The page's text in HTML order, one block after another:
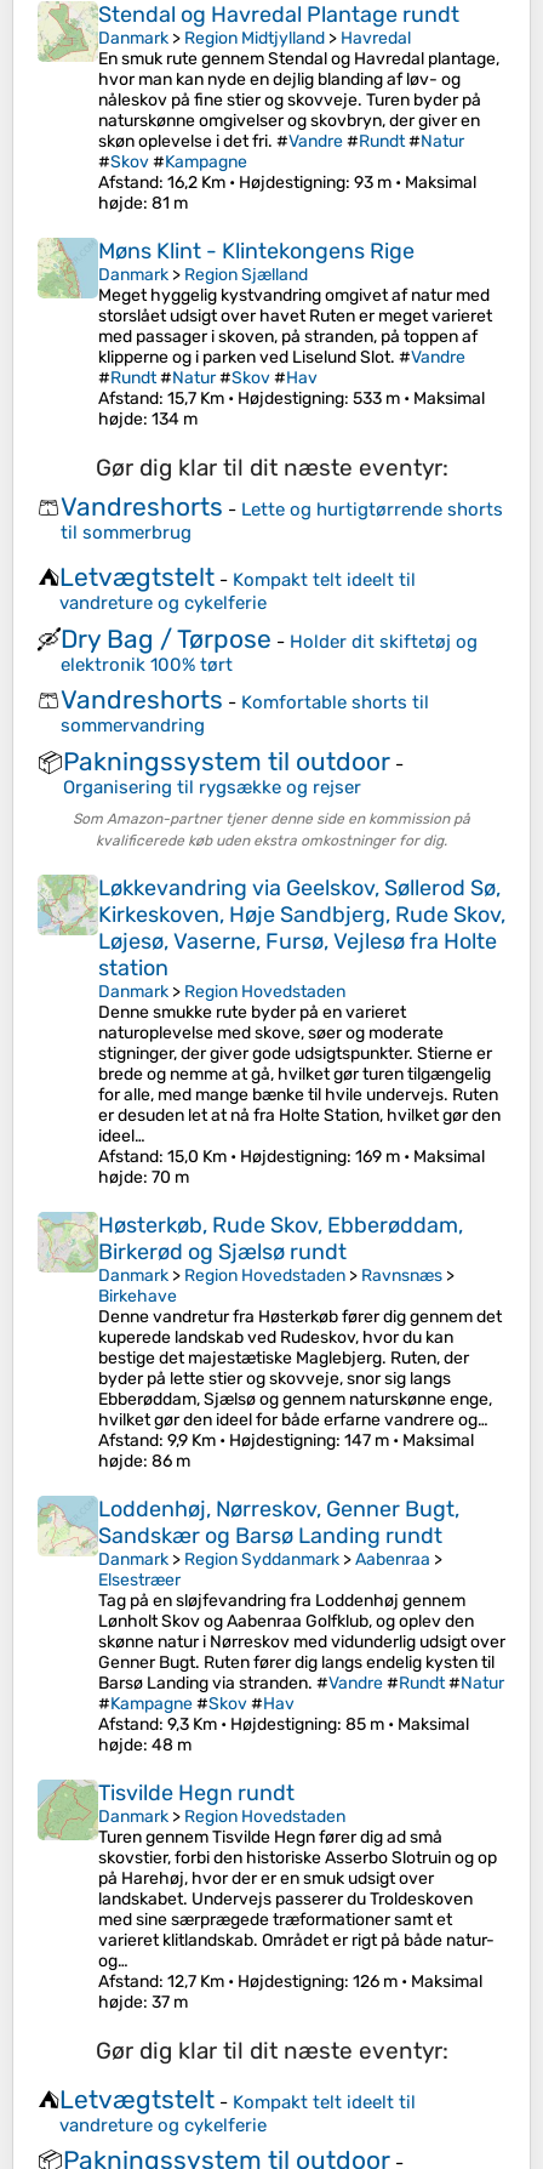
Stendal og Havredal Plantage rundt
Danmark > Region Midtjylland > Havredal
En smuk rute gennem Stendal og Havredal plantage,
hvor man kan nyde en dejlig blanding af løv- og
nåleskov på fine stier og skovveje. Turen byder på
naturskønne omgivelser og skovbryn, der giver en
skøn oplevelse i det fri. #Vandre#Rundt#Natur
#Skov#Kampagne
Afstand: 16,2 Km • Højdestigning: 93 m • Maksimal
højde: 81 m
Møns Klint - Klintekongens Rige
Danmark > Region Sjælland
Meget hyggelig kystvandring omgivet af natur med
storslået udsigt over havet Ruten er meget varieret
med passager i skoven, på stranden, på toppen af ​​
klipperne og i parken ved Liselund Slot. #Vandre
#Rundt#Natur#Skov#Hav
Afstand: 15,7 Km • Højdestigning: 533 m • Maksimal
højde: 134 m
Gør dig klar til dit næste eventyr:
🩳Vandreshorts - Lette og hurtigtørrende shorts
til sommerbrug
⛺Letvægtstelt - Kompakt telt ideelt til
vandreture og cykelferie
🛶Dry Bag / Tørpose - Holder dit skiftetøj og
elektronik 100% tørt
🩳Vandreshorts - Komfortable shorts til
sommervandring
📦Pakningssystem til outdoor -
Organisering til rygsække og rejser
Som Amazon-partner tjener denne side en kommission på
kvalificerede køb uden ekstra omkostninger for dig.
Løkkevandring via Geelskov, Søllerod Sø,
Kirkeskoven, Høje Sandbjerg, Rude Skov,
Løjesø, Vaserne, Fursø, Vejlesø fra Holte
station
Danmark > Region Hovedstaden
Denne smukke rute byder på en varieret
naturoplevelse med skove, søer og moderate
stigninger, der giver gode udsigtspunkter. Stierne er
brede og nemme at gå, hvilket gør turen tilgængelig
for alle, med mange bænke til hvile undervejs. Ruten
er desuden let at nå fra Holte Station, hvilket gør den
ideel…
Afstand: 15,0 Km • Højdestigning: 169 m • Maksimal
højde: 70 m
Høsterkøb, Rude Skov, Ebberøddam,
Birkerød og Sjælsø rundt
Danmark > Region Hovedstaden > Ravnsnæs >
Birkehave
Denne vandretur fra Høsterkøb fører dig gennem det
kuperede landskab ved Rudeskov, hvor du kan
bestige det majestætiske Maglebjerg. Ruten, der
byder på lette stier og skovveje, snor sig langs
Ebberøddam, Sjælsø og gennem naturskønne enge,
hvilket gør den ideel for både erfarne vandrere og…
Afstand: 9,9 Km • Højdestigning: 147 m • Maksimal
højde: 86 m
Loddenhøj, Nørreskov, Genner Bugt,
Sandskær og Barsø Landing rundt
Danmark > Region Syddanmark >Aabenraa >
Elsestræer
Tag på en sløjfevandring fra Loddenhøj gennem
Lønholt Skov og Aabenraa Golfklub, og oplev den
skønne natur i Nørreskov med vidunderlig udsigt over
Genner Bugt. Ruten fører dig langs endelig kysten til
Barsø Landing via stranden. #Vandre#Rundt#Natur
#Kampagne#Skov#Hav
Afstand: 9,3 Km • Højdestigning: 85 m • Maksimal
højde: 48 m
Tisvilde Hegn rundt
Danmark > Region Hovedstaden
Turen gennem Tisvilde Hegn fører dig ad små
skovstier, forbi den historiske Asserbo Slotruin og op
på Harehøj, hvor der er en smuk udsigt over
landskabet. Undervejs passerer du Troldeskoven
med sine særprægede træformationer samt et
varieret klitlandskab. Området er rigt på både natur-
og…
Afstand: 12,7 Km • Højdestigning: 126 m • Maksimal
højde: 37 m
Gør dig klar til dit næste eventyr:
⛺Letvægtstelt - Kompakt telt ideelt til
vandreture og cykelferie
📦Pakningssystem til outdoor -